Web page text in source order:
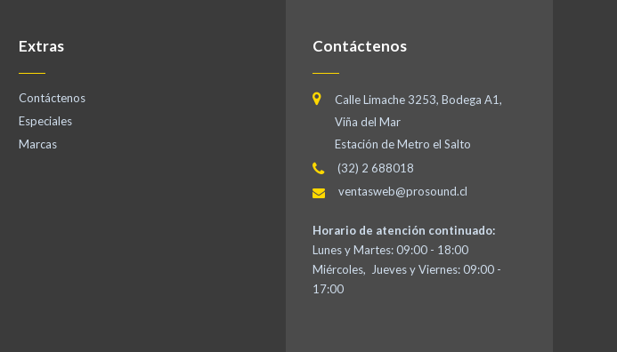
Extras
Contáctenos
Especiales
Marcas
Contáctenos
Calle Limache 3253, Bodega A1,
Viña del Mar
Estación de Metro el Salto
(32) 2 688018
ventasweb@prosound.cl
Horario de atención continuado:
Lunes y Martes: 09:00 - 18:00
Miércoles, Jueves y Viernes: 09:00 -
17:00